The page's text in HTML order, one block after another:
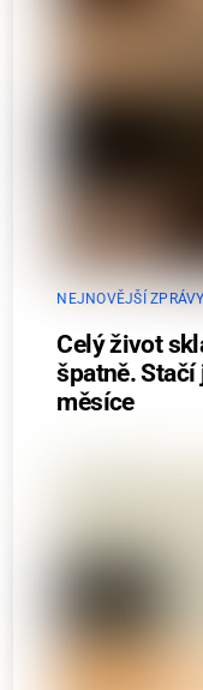
NEJNOVĚJŠÍ ZPRÁVY
Celý život
špatně. Stačí
měsíce